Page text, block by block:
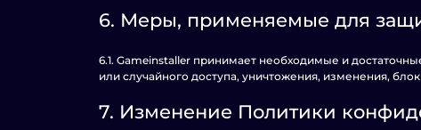
6. Меры, применяемые для
6.1. Gameinstaller принимает необходимые и
или случайного доступа, уничтожения, изменения,
7. Изменение Политики